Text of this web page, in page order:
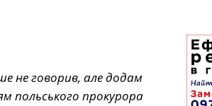
не говорив, але додам
польського прокурора